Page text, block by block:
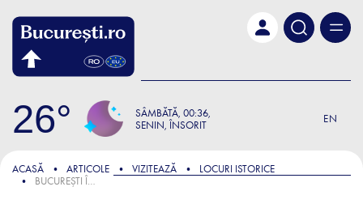
26 SÂMBĂTĂ 00:36
SENIN, ÎNSORIT
EN
FOCUS
ACASĂ ARTICOLE VIZITEAZĂ
LOCURI ISTORICE
BUCUREȘTI ÎN VREMURI DE DEMULT: CUM ARĂTA ORAȘUL ÎN SECOLUL XX